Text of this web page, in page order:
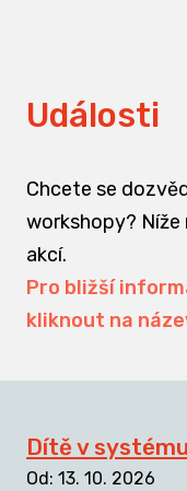
Události
Chcete se
workshopy?
akcí.
Pro bližší
kliknout na
Dítě v
Od: 13. 10. 2026